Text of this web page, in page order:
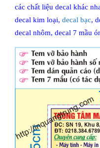
các chất liệu decal khác
decal kim loại, decal bạc,
decal nhôm, decal 7 mầu